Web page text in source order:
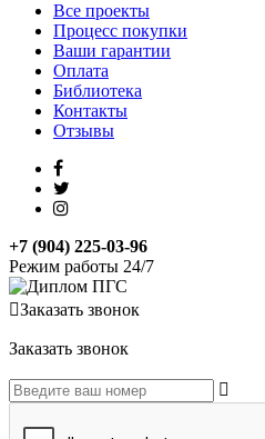
Все проекты
Процесс покупки
Ваши гарантии
Оплата
Библиотека
Контакты
Отзывы
+7 (904) 225-03-96
Режим работы 24/7
Заказать звонок
Заказать звонок